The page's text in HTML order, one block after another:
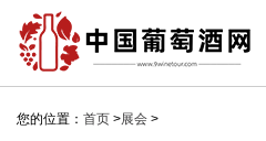
您的位置： 首页 >展会 >